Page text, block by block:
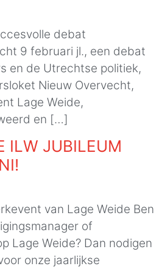
debat
9 februari jl., een debat
en de Utrechtse politiek,
Nieuw Overvecht,
Lage Weide,
en […]
ILW JUBILEUM
van Lage Weide Ben
of
Lage Weide? Dan nodigen
onze jaarlijkse